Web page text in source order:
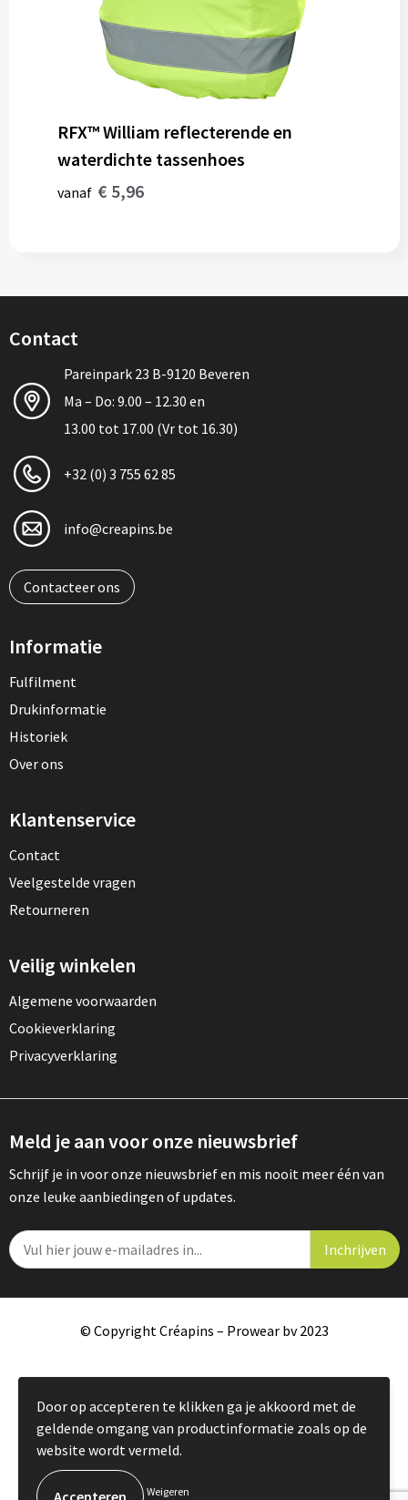
RFX™ William reflecterende en
waterdichte tassenhoes
vanaf € 5,96
Contact
Pareinpark 23 B-9120 Beveren
Ma – Do: 9.00 – 12.30 en
13.00 tot 17.00 (Vr tot 16.30)
+32 (0) 3 755 62 85
info@creapins.be
Contacteer ons
Informatie
Fulfilment
Drukinformatie
Historiek
Over ons
Klantenservice
Contact
Veelgestelde vragen
Retourneren
Veilig winkelen
Algemene voorwaarden
Cookieverklaring
Privacyverklaring
Meld je aan voor onze nieuwsbrief
Schrijf je in voor onze nieuwsbrief en mis nooit meer één van
onze leuke aanbiedingen of updates.
© Copyright Créapins – Prowear bv 2023
Door op accepteren te klikken ga je akkoord met de
geldende omgang van productinformatie zoals op de
website wordt vermeld.
Weigeren